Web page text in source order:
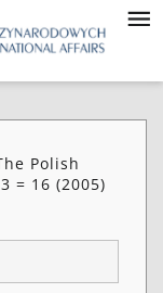
Polish
= 16 (2005)